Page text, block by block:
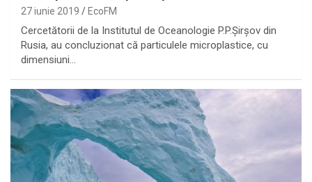
27 iunie 2019 EcoFM
Cercetătorii de la Institutul de Oceanologie P.P.Șirșov din
Rusia, au concluzionat că particulele microplastice, cu
dimensiuni…